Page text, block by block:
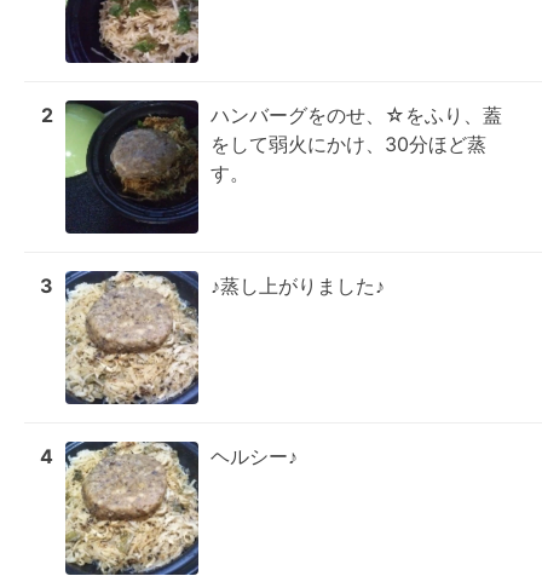
2
ハンバーグをのせ、☆をふり、蓋
をして弱火にかけ、30分ほど蒸
す。
3 ♪蒸し上がりました♪
4 ヘルシー♪